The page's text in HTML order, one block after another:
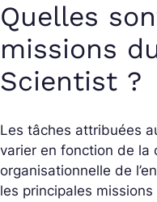
Quelles
missions
Scientist ?
Les tâches attribuées
varier en fonction de la
organisationnelle de
les principales